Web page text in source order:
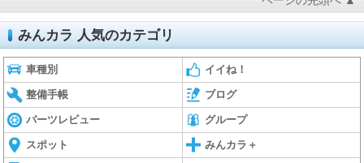
みんカラ 人気のカテゴリ
車種別 イイね！
整備手帳 ブログ
パーツレビュー グループ
スポット みんカラ＋